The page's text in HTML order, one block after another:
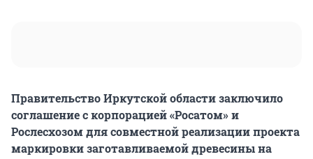
Правительство Иркутской области заключило
соглашение с корпорацией «Росатом» и
Рослесхозом для совместной реализации проекта
маркировки заготавливаемой древесины на